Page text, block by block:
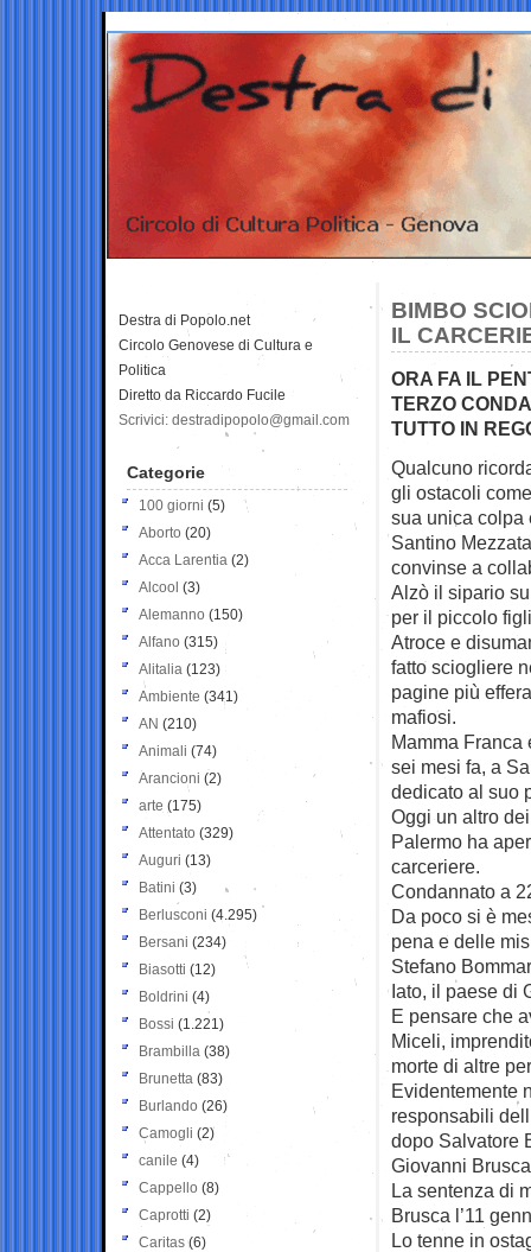
BIMBO
IL
ORA FA IL
TERZO
TUTTO IN
Qualcuno
gli ostacoli
sua unica colpa
Santino
convinse a
Alzò il sipario
per il piccolo
Atroce e
fatto sciogliere
pagine più
mafiosi.
Mamma Franca
sei mesi fa, a
dedicato al suo
Oggi un altro
Palermo ha
carceriere.
Condannato a
Da poco si è
pena e delle
Stefano
Iato, il paese di
E pensare che
Miceli,
morte di altre
Evidentemente
responsabili
dopo Salvatore
Giovanni
La sentenza di
Brusca l’11
Lo tenne in
Destra di Popolo.net
Circolo Genovese di Cultura e
Politica
Diretto da Riccardo Fucile
Scrivici: destradipopolo@gmail.com
Categorie
100 giorni (5)
Aborto (20)
Acca Larentia (2)
Alcool (3)
Alemanno (150)
Alfano (315)
Alitalia (123)
Ambiente (341)
AN (210)
Animali (74)
Arancioni (2)
arte (175)
Attentato (329)
Auguri (13)
Batini (3)
Berlusconi (4.295)
Bersani (234)
Biasotti (12)
Boldrini (4)
Bossi (1.221)
Brambilla (38)
Brunetta (83)
Burlando (26)
Camogli (2)
canile (4)
Cappello (8)
Caprotti (2)
Caritas (6)